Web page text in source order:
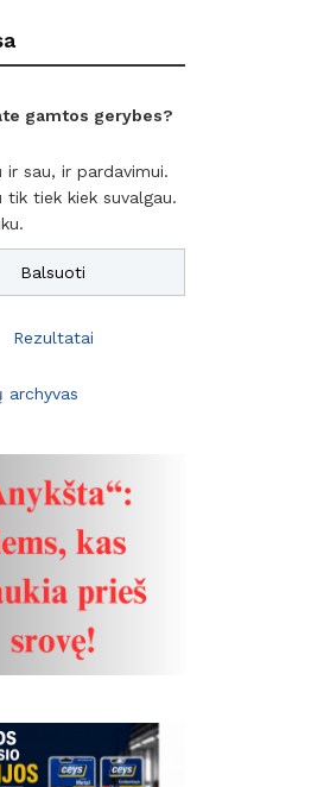
gamtos gerybes?
ir sau, ir pardavimui.
tik tiek kiek suvalgau.
Rezultatai
archyvas